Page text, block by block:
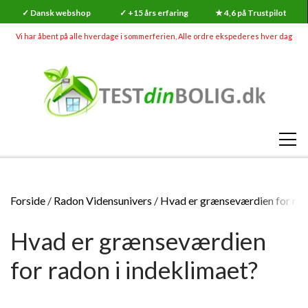
✓ Dansk webshop ✓ +15 års erfaring ★ 4,6 på Trustpilot
Vi har åbent på alle hverdage i sommerferien, Alle ordre ekspederes hver dag
SHOP
SKADEDYR (MEGA UDSALG)
RADON
Forside Radon Vidensunivers Hvad er grænseværdien for
Hvad er grænseværdien
for radon i indeklimaet?